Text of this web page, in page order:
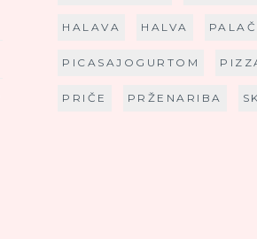
HALAVA HALVA
PICASAJOGURTOM
PRIČE PRŽENARIBA